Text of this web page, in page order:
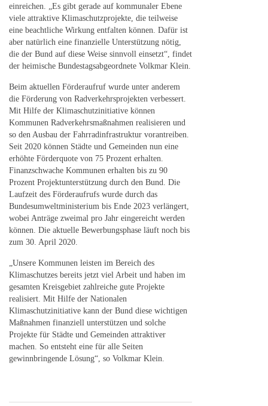
einreichen. „Es gibt gerade auf kommunaler Ebene
viele attraktive Klimaschutzprojekte, die teilweise
eine beachtliche Wirkung entfalten können. Dafür ist
aber natürlich eine finanzielle Unterstützung nötig,
die der Bund auf diese Weise sinnvoll einsetzt“, findet
der heimische Bundestagsabgeordnete Volkmar Klein.
Beim aktuellen Förderaufruf wurde unter anderem
die Förderung von Radverkehrsprojekten verbessert.
Mit Hilfe der Klimaschutzinitiative können
Kommunen Radverkehrsmaßnahmen realisieren und
so den Ausbau der Fahrradinfrastruktur vorantreiben.
Seit 2020 können Städte und Gemeinden nun eine
erhöhte Förderquote von 75 Prozent erhalten.
Finanzschwache Kommunen erhalten bis zu 90
Prozent Projektunterstützung durch den Bund. Die
Laufzeit des Förderaufrufs wurde durch das
Bundesumweltministerium bis Ende 2023 verlängert,
wobei Anträge zweimal pro Jahr eingereicht werden
können. Die aktuelle Bewerbungsphase läuft noch bis
zum 30. April 2020.
„Unsere Kommunen leisten im Bereich des
Klimaschutzes bereits jetzt viel Arbeit und haben im
gesamten Kreisgebiet zahlreiche gute Projekte
realisiert. Mit Hilfe der Nationalen
Klimaschutzinitiative kann der Bund diese wichtigen
Maßnahmen finanziell unterstützen und solche
Projekte für Städte und Gemeinden attraktiver
machen. So entsteht eine für alle Seiten
gewinnbringende Lösung“, so Volkmar Klein.